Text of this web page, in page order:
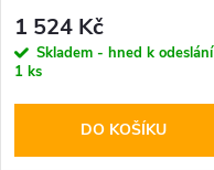
1 524 Kč
Skladem - hned k odeslání
1 ks
DO KOŠÍKU